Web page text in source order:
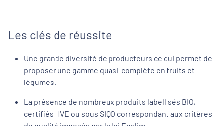
Les clés de réussite
Une grande diversité de producteurs ce qui permet de
proposer une gamme quasi-complète en fruits et
légumes.
La présence de nombreux produits labellisés BIO,
certifiés HVE ou sous SIQO correspondant aux critères